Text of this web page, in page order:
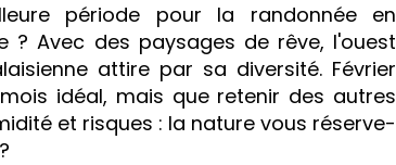
période pour la randonnée en
? Avec des paysages de rêve, l'ouest
attire par sa diversité. Février
idéal, mais que retenir des autres
et risques : la nature vous réserve-